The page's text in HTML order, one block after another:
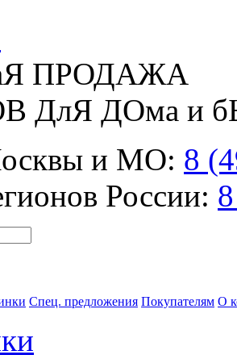
ПРОДАЖА
ДлЯ ДОма и
и МО: 8
России:
Спец. предложения Покупателям О